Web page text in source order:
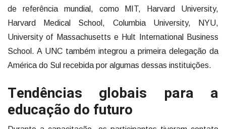
de referência mundial, como MIT, Harvard University,
Harvard Medical School, Columbia University, NYU,
University of Massachusetts e Hult International Business
School. A UNC também integrou a primeira delegação da
América do Sul recebida por algumas dessas instituições.
Tendências globais para a
educação do futuro